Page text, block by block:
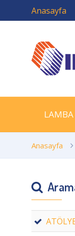
Anasayfa
LAMBA
Anasayfa